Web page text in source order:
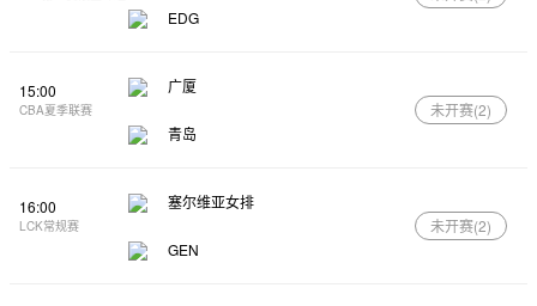
EDG
15:00
CBA夏季联赛
广厦
青岛
未开赛(2)
16:00
LCK常规赛
塞尔维亚女排
GEN
未开赛(2)